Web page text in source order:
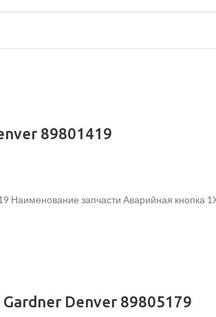
89801419
Наименование запчасти Аварийная кнопка
Denver 89805179